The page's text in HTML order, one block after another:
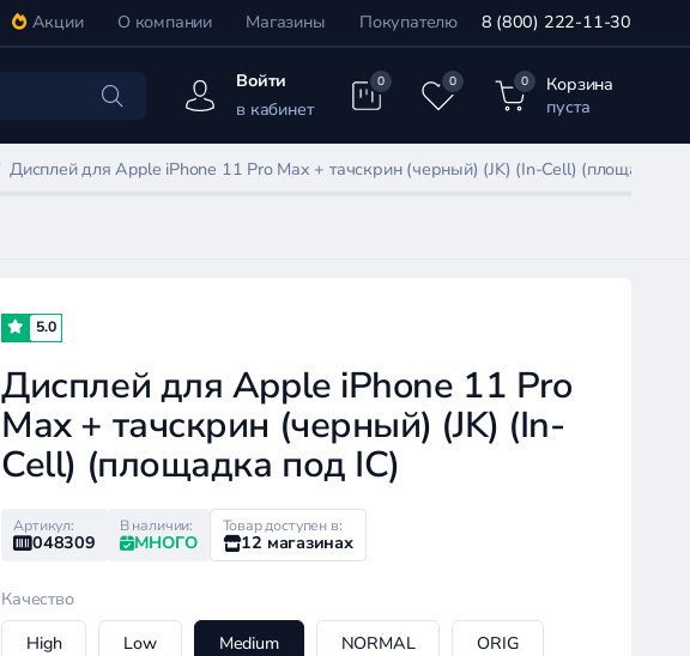
Акции О компании Магазины Покупателю 8 (800) 222-11-30
Войти
в кабинет
0 0 0
Корзина
пуста
Дисплей для Apple iPhone 11 Pro Max + тачскрин (черный) (JK) (In-Cell) (площадка
5.0
Дисплей для Apple iPhone 11 Pro
Max + тачскрин (черный) (JK) (In-
Cell) (площадка под IC)
Артикул:
048309
В наличии:
МНОГО
Товар доступен в:
12 магазинах
Качество
High
Low Medium NORMAL ORIG